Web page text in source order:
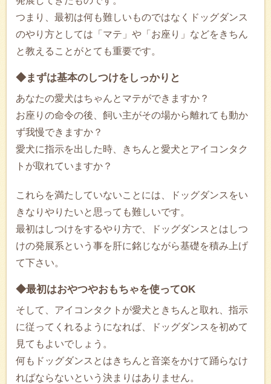
つまり、最初は何も難しいものではなくドッグダンス
のやり方としては「マテ」や「お座り」などをきちん
と教えることがとても重要です。
◆まずは基本のしつけをしっかりと
あなたの愛犬はちゃんとマテができますか？
お座りの命令の後、飼い主がその場から離れても動か
ず我慢できますか？
愛犬に指示を出した時、きちんと愛犬とアイコンタク
トが取れていますか？
これらを満たしていないことには、ドッグダンスをい
きなりやりたいと思っても難しいです。
最初はしつけをするやり方で、ドッグダンスとはしつ
けの発展系という事を肝に銘じながら基礎を積み上げ
て下さい。
◆最初はおやつやおもちゃを使ってOK
そして、アイコンタクトが愛犬ときちんと取れ、指示
に従ってくれるようになれば、ドッグダンスを初めて
見てもよいでしょう。
何もドッグダンスとはきちんと音楽をかけて踊らなけ
ればならないという決まりはありません。